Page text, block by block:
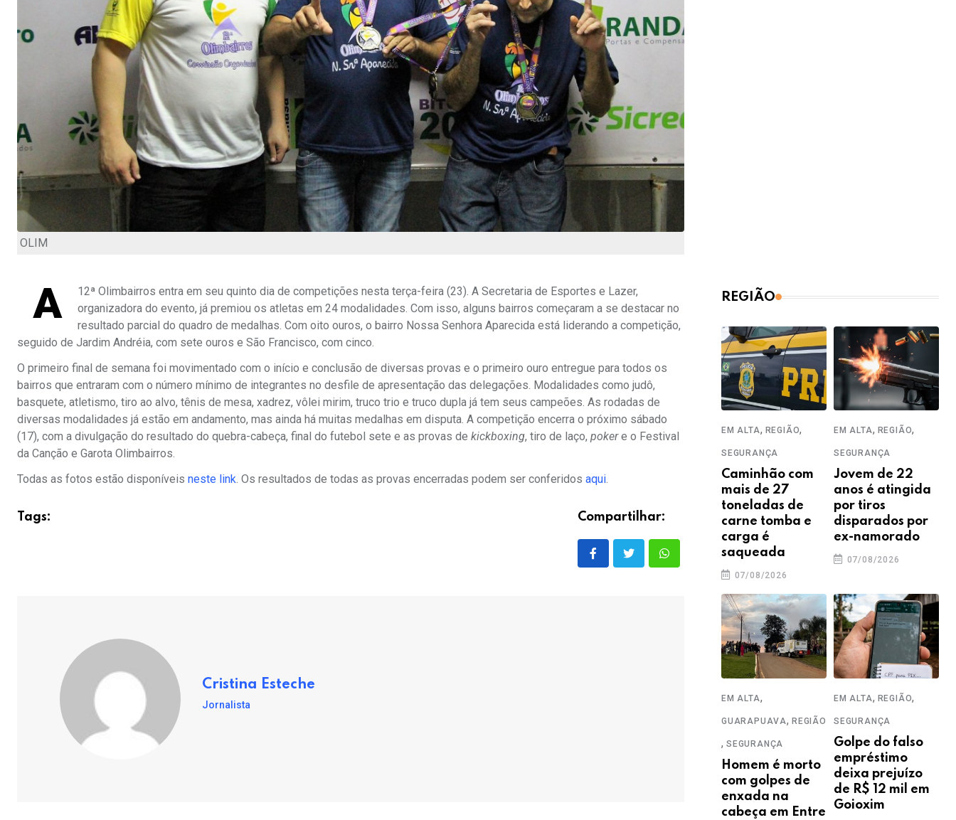
OLIM
A
12ª Olimbairros entra em seu quinto dia de competições nesta terça-feira (23). A Secretaria de Esportes e Lazer,
organizadora do evento, já premiou os atletas em 24 modalidades. Com isso, alguns bairros começaram a se destacar no
resultado parcial do quadro de medalhas. Com oito ouros, o bairro Nossa Senhora Aparecida está liderando a competição,
seguido de Jardim Andréia, com sete ouros e São Francisco, com cinco.
O primeiro final de semana foi movimentado com o início e conclusão de diversas provas e o primeiro ouro entregue para todos os
bairros que entraram com o número mínimo de integrantes no desfile de apresentação das delegações. Modalidades como judô,
basquete, atletismo, tiro ao alvo, tênis de mesa, xadrez, vôlei mirim, truco trio e truco dupla já tem seus campeões. As rodadas de
diversas modalidades já estão em andamento, mas ainda há muitas medalhas em disputa. A competição encerra o próximo sábado
(17), com a divulgação do resultado do quebra-cabeça, final do futebol sete e as provas de kickboxing, tiro de laço, pokere o Festival
da Canção e Garota Olimbairros.
Todas as fotos estão disponíveis neste link. Os resultados de todas as provas encerradas podem ser conferidos aqui.
Tags: Compartilhar:
Cristina Esteche
Jornalista
REGIÃO
EM ALTA, REGIÃO,
SEGURANÇA
Caminhão com
mais de 27
toneladas de
carne tomba e
carga é
saqueada
07/08/2026
EM ALTA, REGIÃO,
SEGURANÇA
Jovem de 22
anos é atingida
por tiros
disparados por
ex-namorado
07/08/2026
EM ALTA,
GUARAPUAVA, REGIÃO
, SEGURANÇA
Homem é morto
com golpes de
enxada na
cabeça em Entre
EM ALTA, REGIÃO,
SEGURANÇA
Golpe do falso
empréstimo
deixa prejuízo
de R$ 12 mil em
Goioxim